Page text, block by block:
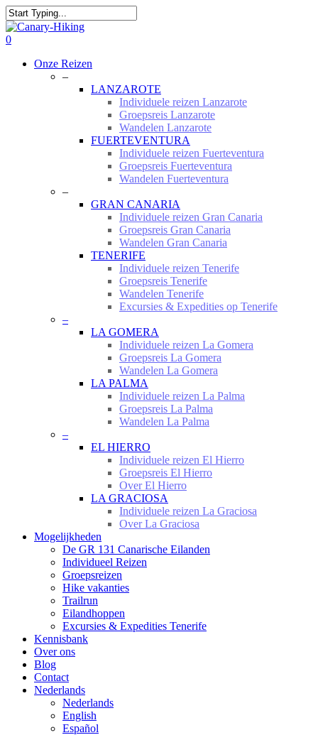
Skip
to
main
Close
Search
0
Onze Reizen
–
LANZAROTE
Individuele reizen Lanzarote
Groepsreis Lanzarote
Wandelen Lanzarote
FUERTEVENTURA
Individuele reizen Fuerteventura
Groepsreis Fuerteventura
Wandelen Fuerteventura
–
GRAN CANARIA
Individuele reizen Gran Canaria
Groepsreis Gran Canaria
Wandelen Gran Canaria
TENERIFE
Individuele reizen Tenerife
Groepsreis Tenerife
Wandelen Tenerife
Excursies & Expedities op Tenerife
–
LA GOMERA
Individuele reizen La Gomera
Groepsreis La Gomera
Wandelen La Gomera
LA PALMA
Individuele reizen La Palma
Groepsreis La Palma
Wandelen La Palma
–
EL HIERRO
Individuele reizen El Hierro
Groepsreis El Hierro
Over El Hierro
LA GRACIOSA
Individuele reizen La Graciosa
Over La Graciosa
Mogelijkheden
De GR 131 Canarische Eilanden
Individueel Reizen
Groepsreizen
Hike vakanties
Trailrun
Eilandhoppen
Excursies & Expedities Tenerife
Kennisbank
Over ons
Blog
Contact
Nederlands
Nederlands
English
Español